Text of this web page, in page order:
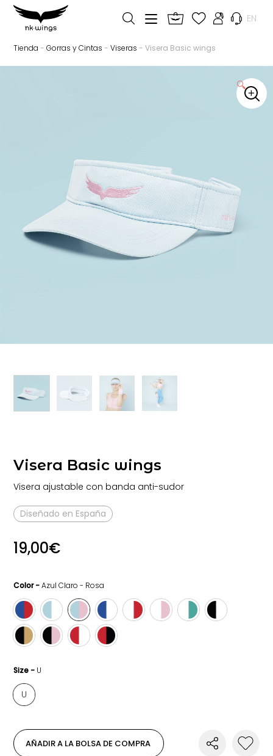
EN
Tienda -Gorras y Cintas -Viseras - Visera Basic wings
🔍
Visera Basic wings
Visera ajustable con banda anti-sudor
Diseñado en España
19,00€
Color -Azul Claro - Rosa
Size - U
U
AÑADIR A LA BOLSA DE COMPRA